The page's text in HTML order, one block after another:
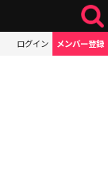
ログイン メンバー登録